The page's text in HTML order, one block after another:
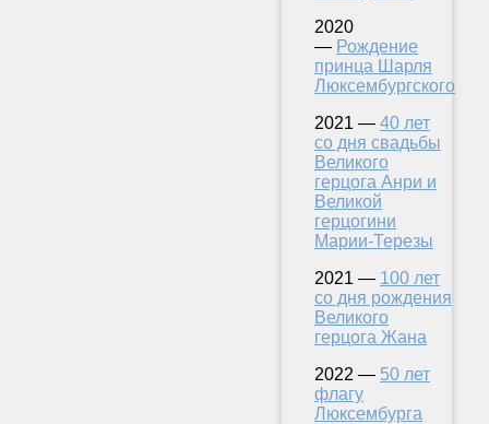
2020
— Рождение
принца Шарля
Люксембургского
2021 — 40 лет
со дня свадьбы
Великого
герцога Анри и
Великой
герцогини
Марии-Терезы
2021 — 100 лет
со дня рождения
Великого
герцога Жана
2022 — 50 лет
флагу
Люксембурга